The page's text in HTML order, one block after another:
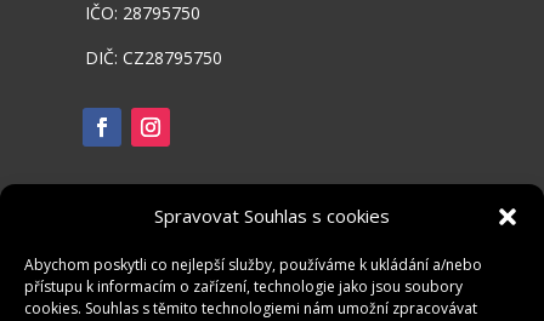
Spravovat Souhlas s cookies
Abychom poskytli co nejlepší služby, používáme k ukládání a/nebo
přístupu k informacím o zařízení, technologie jako jsou soubory
cookies. Souhlas s těmito technologiemi nám umožní zpracovávat
IČO: 28795750
DIČ: CZ28795750